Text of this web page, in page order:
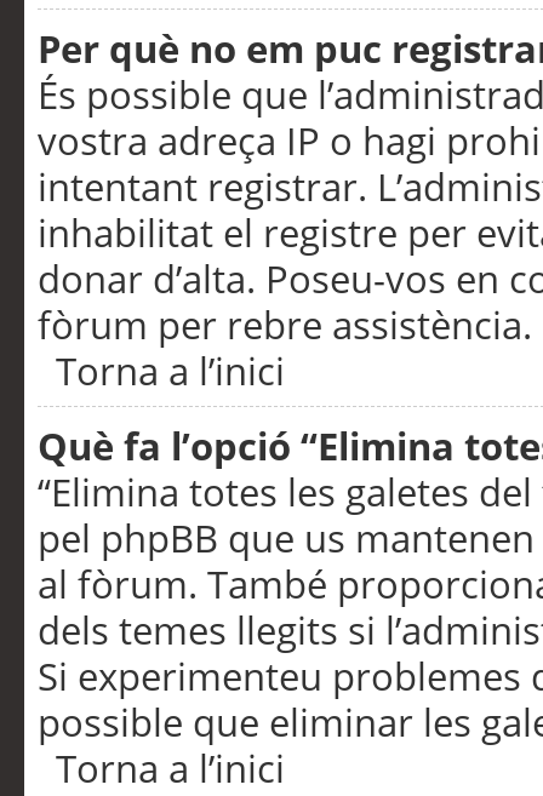
Per què no em puc
És possible que
vostra adreça IP o hagi
intentant registrar.
inhabilitat el registre per
donar d’alta. Poseu-vos en
fòrum per rebre assistència.
Torna a l’inici
Què fa l’opció “Elimina
“Elimina totes les galetes
pel phpBB que us
al fòrum. També
dels temes llegits si
Si experimenteu problemes
possible que eliminar les
Torna a l’inici